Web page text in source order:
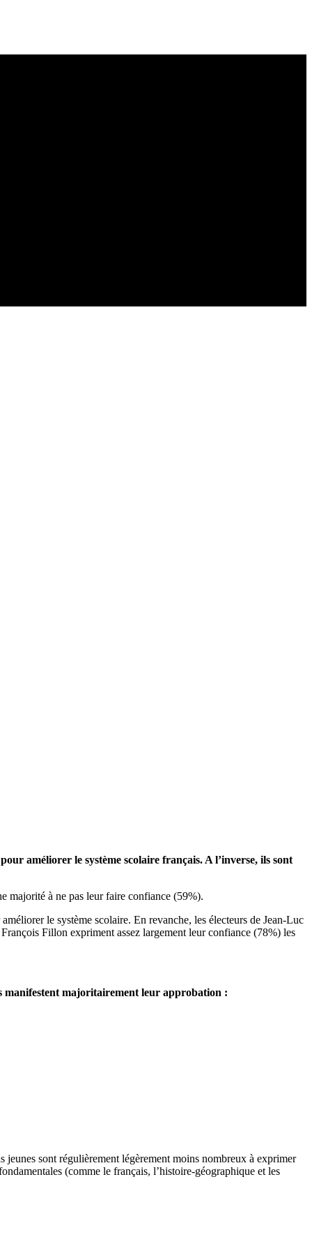
pour améliorer le système scolaire français. A l’inverse, ils sont
majorité à ne pas leur faire confiance (59%).
le système scolaire. En revanche, les électeurs de Jean-Luc
Fillon expriment assez largement leur confiance (78%) les
manifestent majoritairement leur approbation :
jeunes sont régulièrement légèrement moins nombreux à exprimer
(comme le français, l’histoire-géographique et les